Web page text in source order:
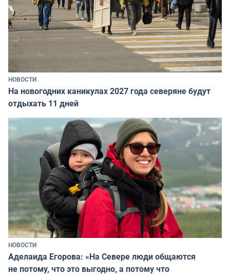
НОВОСТИ
На новогодних каникулах 2027 года северяне будут
отдыхать 11 дней
НОВОСТИ
Аделаида Егорова: «На Севере люди общаются
не потому, что это выгодно, а потому что